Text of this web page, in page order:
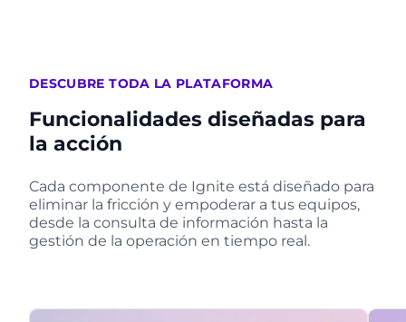
DESCUBRE TODA LA PLATAFORMA
Funcionalidades diseñadas para
la acción
Cada componente de Ignite está diseñado para
eliminar la fricción y empoderar a tus equipos,
desde la consulta de información hasta la
gestión de la operación en tiempo real.